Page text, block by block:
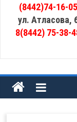
(8442)74-16-05
ул. Атласова,
8(8442) 75-38-